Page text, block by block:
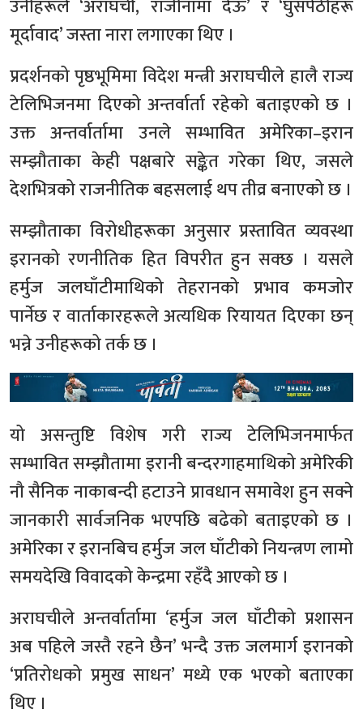
उनीहरूले ‘अराघची, राजीनामा देऊ’ र ‘घुसपेठीहरू
मूर्दावाद’ जस्ता नारा लगाएका थिए ।
प्रदर्शनको पृष्ठभूमिमा विदेश मन्त्री अराघचीले हालै राज्य
टेलिभिजनमा दिएको अन्तर्वार्ता रहेको बताइएको छ ।
उक्त अन्तर्वार्तामा उनले सम्भावित अमेरिका–इरान
सम्झौताका केही पक्षबारे सङ्केत गरेका थिए, जसले
देशभित्रको राजनीतिक बहसलाई थप तीव्र बनाएको छ ।
सम्झौताका विरोधीहरूका अनुसार प्रस्तावित व्यवस्था
इरानको रणनीतिक हित विपरीत हुन सक्छ । यसले
हर्मुज जलघाँटीमाथिको तेहरानको प्रभाव कमजोर
पार्नेछ र वार्ताकारहरूले अत्यधिक रियायत दिएका छन्
भन्ने उनीहरूको तर्क छ ।
यो असन्तुष्टि विशेष गरी राज्य टेलिभिजनमार्फत
सम्भावित सम्झौतामा इरानी बन्दरगाहमाथिको अमेरिकी
नौ सैनिक नाकाबन्दी हटाउने प्रावधान समावेश हुन सक्ने
जानकारी सार्वजनिक भएपछि बढेको बताइएको छ ।
अमेरिका र इरानबिच हर्मुज जल घाँटीको नियन्त्रण लामो
समयदेखि विवादको केन्द्रमा रहँदै आएको छ ।
अराघचीले अन्तर्वार्तामा ‘हर्मुज जल घाँटीको प्रशासन
अब पहिले जस्तै रहने छैन’ भन्दै उक्त जलमार्ग इरानको
‘प्रतिरोधको प्रमुख साधन’ मध्ये एक भएको बताएका
थिए ।